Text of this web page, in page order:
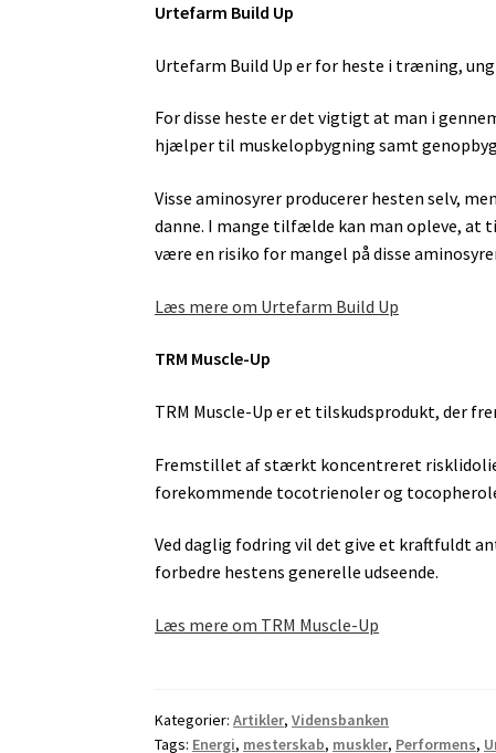
Urtefarm Build Up
Urtefarm Build Up er for heste i træning,
For disse heste er det vigtigt at man i
hjælper til muskelopbygning samt
Visse aminosyrer producerer hesten selv,
danne. I mange tilfælde kan man opleve,
være en risiko for mangel på disse
Læs mere om Urtefarm Build Up
TRM Muscle-Up
TRM Muscle-Up er et tilskudsprodukt, der
Fremstillet af stærkt koncentreret
forekommende tocotrienoler og
Ved daglig fodring vil det give et kraftfuldt
forbedre hestens generelle udseende.
Læs mere om TRM Muscle-Up
Kategorier:Artikler,Vidensbanken
Tags: Energi, mesterskab, muskler, Performens,